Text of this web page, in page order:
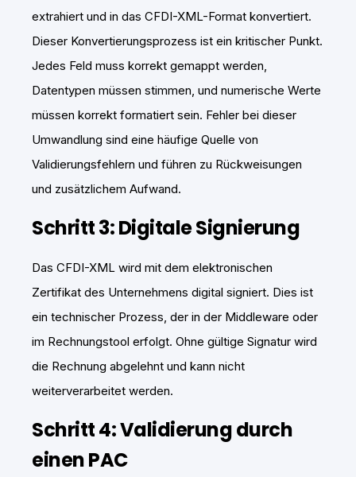
extrahiert und in das CFDI-XML-Format konvertiert.
Dieser Konvertierungsprozess ist ein kritischer Punkt.
Jedes Feld muss korrekt gemappt werden,
Datentypen müssen stimmen, und numerische Werte
müssen korrekt formatiert sein. Fehler bei dieser
Umwandlung sind eine häufige Quelle von
Validierungsfehlern und führen zu Rückweisungen
und zusätzlichem Aufwand.
Schritt 3: Digitale Signierung
Das CFDI-XML wird mit dem elektronischen
Zertifikat des Unternehmens digital signiert. Dies ist
ein technischer Prozess, der in der Middleware oder
im Rechnungstool erfolgt. Ohne gültige Signatur wird
die Rechnung abgelehnt und kann nicht
weiterverarbeitet werden.
Schritt 4: Validierung durch
einen PAC